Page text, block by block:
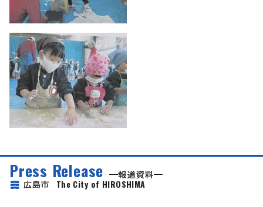
Press Release
報道資料
広島市 The City of HIROSHIMA